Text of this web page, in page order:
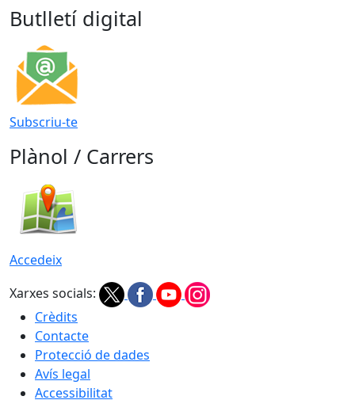
Butlletí digital
Subscriu-te
Plànol / Carrers
Accedeix
Xarxes socials:
Crèdits
Contacte
Protecció de dades
Avís legal
Accessibilitat